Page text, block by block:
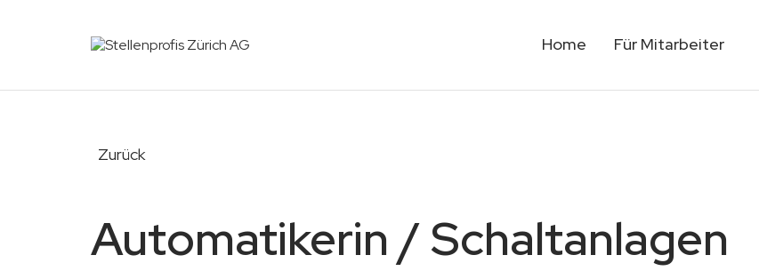
Home Für Mitarbeiter
Zurück
Automatikerin / Schaltanlagen